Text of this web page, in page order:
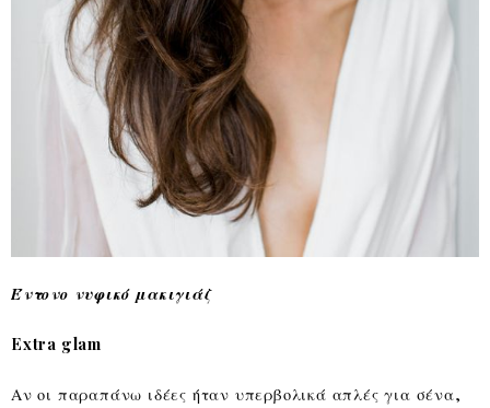
Έντονο νυφικό μακιγιάζ
Extra glam
Αν οι παραπάνω ιδέες ήταν υπερβολικά απλές για σένα,